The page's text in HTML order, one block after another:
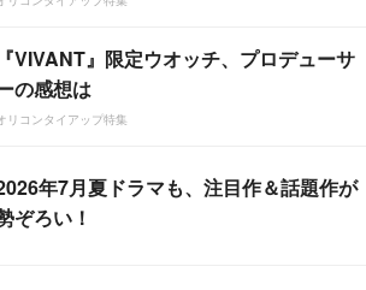
『VIVANT』限定ウオッチ、プロデューサ
の感想は
リコンタイアップ特集
年7月夏ドラマも、注目作＆話題作が
ぞろい！